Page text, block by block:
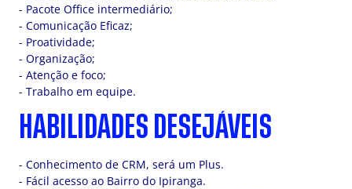
- Pacote Office intermediário;
- Comunicação Eficaz;
- Proatividade;
- Organização;
- Atenção e foco;
- Trabalho em equipe.
HABILIDADES DESEJÁVEIS
- Conhecimento de CRM, será um Plus.
- Fácil acesso ao Bairro do Ipiranga.